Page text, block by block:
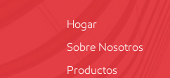
Hogar
Sobre Nosotros
Productos